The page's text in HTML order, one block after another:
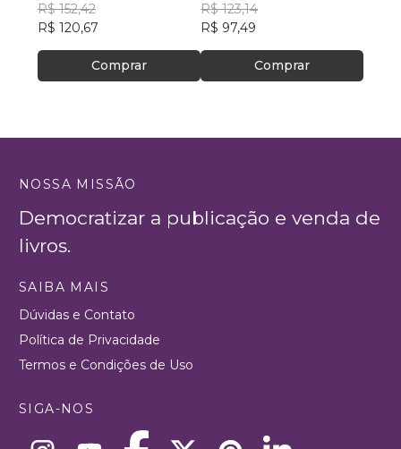
Gestão Eficaz.
R$ 152,42
R$ 120,67
Comprar
SANTOS SEPULVEDA
R$ 123,14
R$ 97,49
Comprar
NOSSA MISSÃO
Democratizar a publicação e venda de
livros.
SAIBA MAIS
Dúvidas e Contato
Política de Privacidade
Termos e Condições de Uso
SIGA-NOS